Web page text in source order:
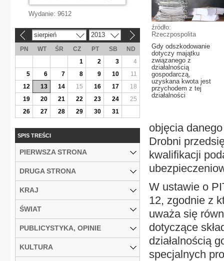
źródło:
Rzeczpospolita
Gdy odszkodowanie
dotyczy majątku
związanego z
działalnością
gospodarczą,
uzyskana kwota jest
przychodem z tej
działalności
objęcia
Drobni
kwalifikacji
W ustawie o
12, zgodnie z
uważa się
dotyczące
działalnością
specjalnych
Wydanie: 9612
sierpień 2013
PN WT ŚR CZ PT SB
ND
1
2 3
4
5
6 7 8 9 10
11
12
13 14 15 16 17
18
19
20 21 22 23 24
25
26
27 28 29 30 31
SPIS TREŚCI
PIERWSZA STRONA
DRUGA STRONA
KRAJ
ŚWIAT
PUBLICYSTYKA, OPINIE
KULTURA